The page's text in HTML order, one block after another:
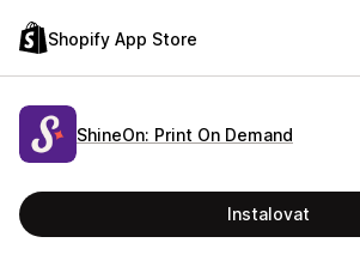
Shopify App Store
ShineOn: Print On Demand
Instalovat